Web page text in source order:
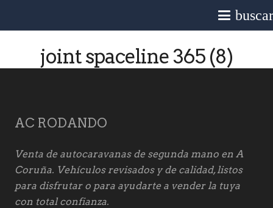
joint spaceline 365 (8)
AC RODANDO
Venta de autocaravanas de segunda mano en A
Coruña. Vehículos revisados y de calidad, listos
para disfrutar o para ayudarte a vender la tuya
con total confianza.